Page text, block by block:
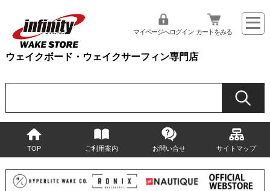
ウェイクボード・ウェイクサーフィン専門店
マイページへログイン カートをみる
TOP ご利用案内 お問い合せ サイトマップ